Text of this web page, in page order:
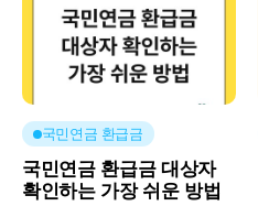
국민연금 환급금
국민연금 환급금 대상자
확인하는 가장 쉬운 방법